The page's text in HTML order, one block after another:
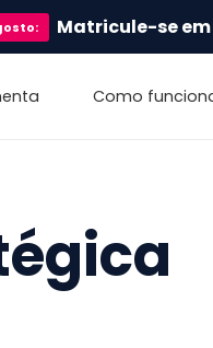
: Matricule-se
Como